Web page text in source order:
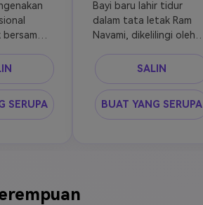
lembut,
SERUPA
Bayi baru lahir tidur
dalam tata letak Ram
Navami, dikelilingi oleh
lampu, kain safron,
suasana ilahi yang
damai, pencahayaan
lembut sinematik
SALIN
BUAT YANG SERUPA